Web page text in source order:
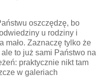
oszczędzę, bo
u rodziny i
mało. Zaznaczę tylko że
to już sami Państwo na
praktycznie nikt tam
w galeriach